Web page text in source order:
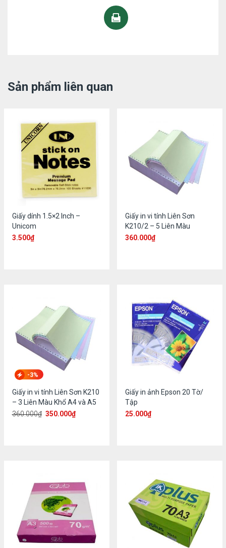
Sản phẩm liên quan
Giấy dính 1.5×2 Inch –
Unicom
3.500₫
Giấy in vi tính Liên Sơn
K210/2 – 5 Liên Màu
360.000₫
-3%
Giấy in vi tính Liên Sơn K210
– 3 Liên Màu Khổ A4 và A5
360.000₫ 350.000₫
Giấy in ảnh Epson 20 Tờ/
Tập
25.000₫